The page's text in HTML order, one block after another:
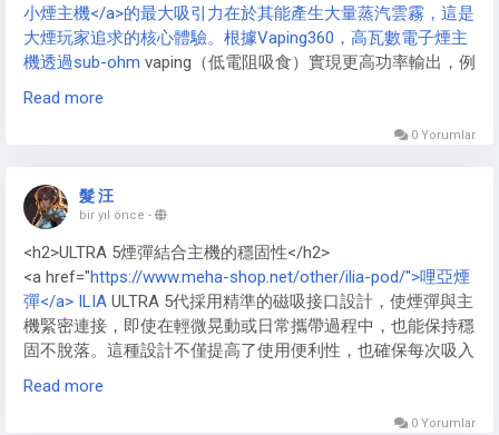
小煙主機</a>的最大吸引力在於其能產生大量蒸汽雲霧，這是
大煙玩家追求的核心體驗。根據Vaping360，高瓦數電子煙主
機透過sub-ohm vaping（低電阻吸食）實現更高功率輸出，例
如GeekVape Aegis X可達200W，能快速加熱線圈，生成濃密
cloud chasing競賽中展現技巧，創造出令人驚嘆的煙霧造型。
此外，高瓦數電子煙<a href="
device.com/host/">VAPE主機</a>配備大容量霧化器，如
Vaporesso
煙油，進一步提升雲霧密度。對於大煙玩家來說，這種視覺享
受遠超低瓦數小煙電子煙主機，成為社交場合的焦點。2025
年趨勢顯示，高瓦數電子煙主機融入更多空氣流設計，優化雲
霧形成，讓大煙體驗更極致。
Read more
0 Yorumlar
髮 汪
bir yıl önce -
<h2>ULTRA 5煙彈結合主機的穩固性</h2>
<a href="https://www.meha-shop.net/other/ilia-pod/">哩亞煙
彈</a> ILIA ULTRA 5代採用精準的磁吸接口設計，使煙彈與主
機緊密連接，即使在輕微晃動或日常攜帶過程中，也能保持穩
固不脫落。這種設計不僅提高了使用便利性，也確保每次吸入
時的氣流穩定，提供均勻的煙霧體驗。
https://www.meha-shop.net/other/ilia-
Read more
0 Yorumlar